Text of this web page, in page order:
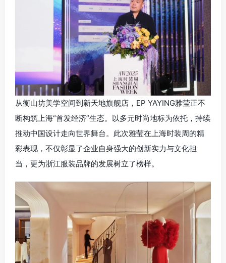
从衡山坊美学空间到新天地旗舰店，EP YAYING雅莹正不
断构筑上海“首发经济”生态。以多元时尚地标为依托，持续
推动中国设计走向世界舞台。此次雅莹在上海时装周的精
彩表现，不仅彰显了企业自身强大的创新实力与文化担
当，更为浙江服装品牌的发展树立了榜样。